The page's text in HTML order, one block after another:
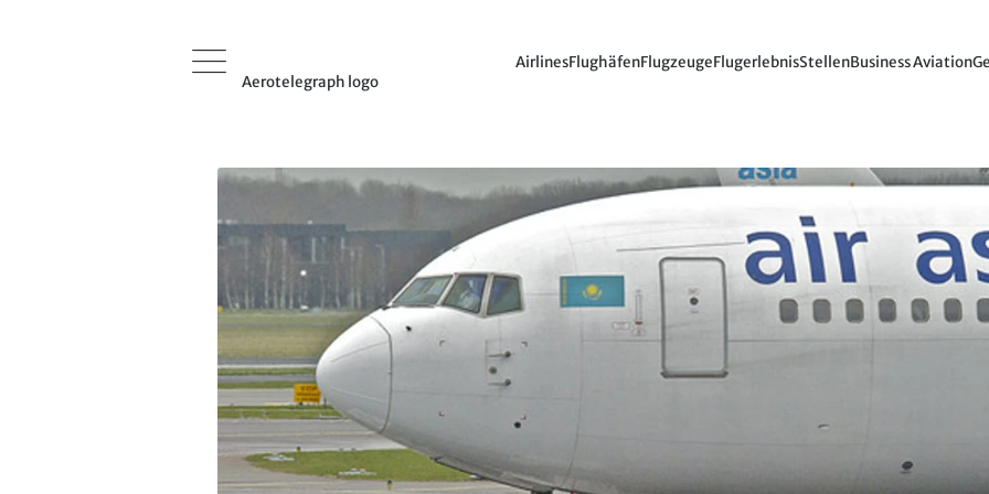
Aerotelegraph logo
AirlinesFlughäfenFlugzeugeFlugerlebnisStellenBusiness Aviation